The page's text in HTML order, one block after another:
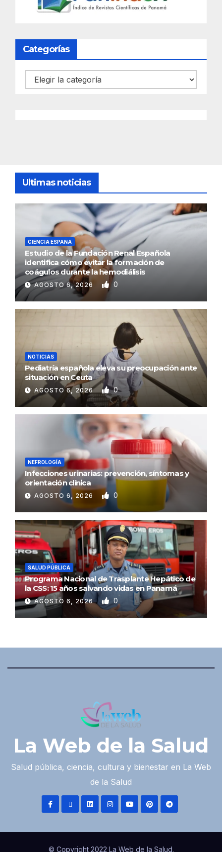
Categorías
Categorías
Ultimas noticias
CIENCIA ESPAÑA
Estudio de la Fundación Renal Española
identifica cómo evitar la formación de
coágulos durante la hemodiálisis
AGOSTO 6, 2026 0
NOTICIAS
Pediatría española eleva su preocupación ante
situación en Ceuta
AGOSTO 6, 2026 0
NEFROLOGÍA
Infecciones urinarias: prevención, síntomas y
orientación clínica
AGOSTO 6, 2026 0
SALUD PÚBLICA
Programa Nacional de Trasplante Hepático de
la CSS: 15 años salvando vidas en Panamá
AGOSTO 6, 2026 0
La Web de la Salud
Salud pública, ciencia, cultura y bienestar en La Web
de la Salud
© Copyright 2022 La Web de la Salud.